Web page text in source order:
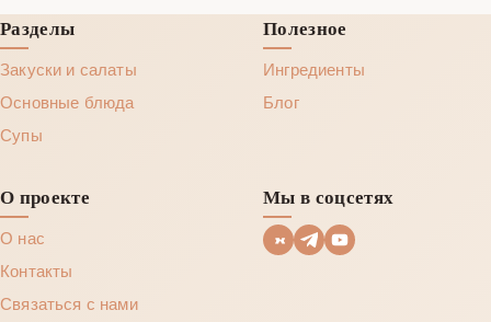
Разделы
Закуски и салаты
Основные блюда
Супы
Полезное
Ингредиенты
Блог
О проекте
О нас
Контакты
Связаться с нами
Мы в соцсетях